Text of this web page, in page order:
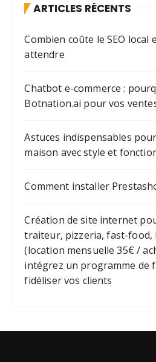
ARTICLES RÉCENTS
Combien coûte le SEO
attendre
Chatbot e-commerce :
Botnation.ai pour vos
Astuces indispensables
maison avec style et
Comment installer
Création de site internet
traiteur, pizzeria, fast-food,
(location mensuelle 35€ /
intégrez un programme de
fidéliser vos clients